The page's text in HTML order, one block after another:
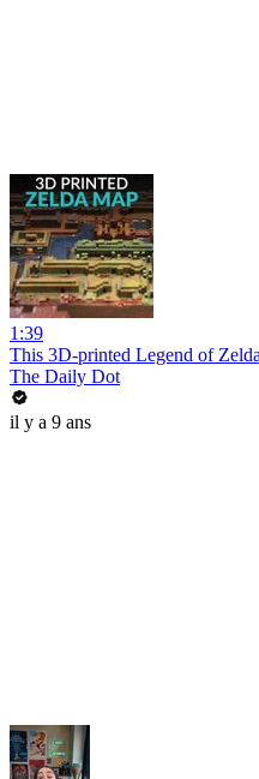
1:39
This 3D-printed Legend of
The Daily Dot
il y a 9 ans